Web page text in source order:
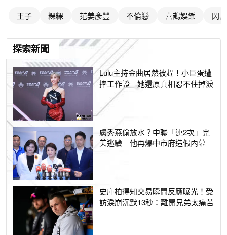
王子 粿粿 范姜彥豐 不倫戀 喜鵲娛樂 閃
探索新聞
Lulu主持金曲居然被趕！小巨蛋遭
摔工作證 她還原真相忍不住掉淚
盧秀燕偷放水？中聯「連2次」完
美逃驗 他再爆中市府造假內幕
史庫柏得知交易瞬間反應曝光！受
訪淚崩沉默13秒：離開兄弟太痛苦